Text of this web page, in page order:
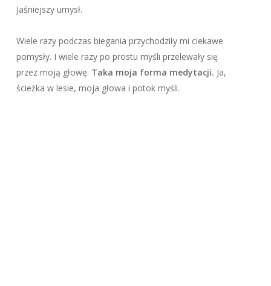
Jaśniejszy umysł.
Wiele razy podczas biegania przychodziły mi ciekawe
pomysły. I wiele razy po prostu myśli przelewały się
przez moją głowę. Taka moja forma medytacji. Ja,
ścieżka w lesie, moja głowa i potok myśli.